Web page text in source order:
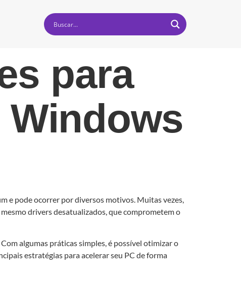
para
Windows
e pode ocorrer por diversos motivos. Muitas vezes,
drivers desatualizados, que comprometem o
algumas práticas simples, é possível otimizar o
estratégias para acelerar seu PC de forma